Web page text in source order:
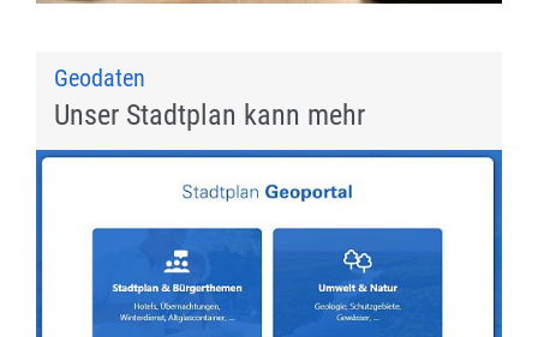
Geodaten
Unser Stadtplan kann mehr